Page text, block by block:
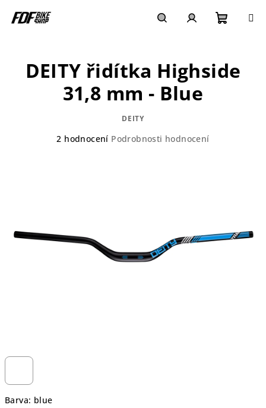
košík
Barva: blue
DEITY řidítka Highside
31,8 mm - Blue
DEITY
Průměrné
2 hodnocení Podrobnosti hodnocení